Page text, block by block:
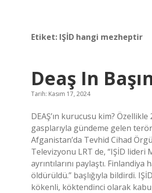
Etiket: IŞİD hangi mezheptir
Deaş In
Tarih: Kasım 17, 2024
DEAŞ’ın kurucusu kim?
gasplarıyla gündeme gelen
Afganistan’da Tevhid Cihad
Televizyonu LRT de, “IŞİD
ayrıntılarını paylaştı.
öldürüldü.” başlığıyla bildirdi.
kökenli, köktendinci olarak